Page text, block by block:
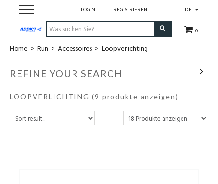
DE
0
LOGIN REGISTRIEREN
Cadeaubon
Loopschoenen
Home > Run > Accessoires > Loopverlichting
REFINE YOUR SEARCH
LOOPVERLICHTING (9 produkte anzeigen)